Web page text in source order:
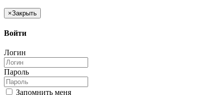
×Закрыть
Войти
Логин
Пароль
Запомнить меня